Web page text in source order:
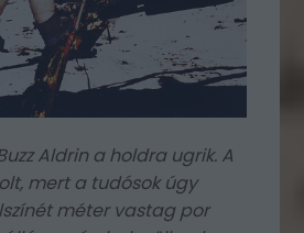
Aldrin a holdra ugrik. A
mert a tudósok úgy
méter vastag por